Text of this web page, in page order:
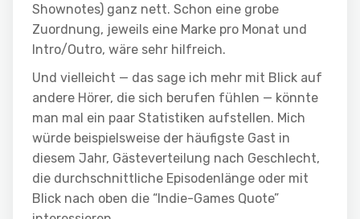
Shownotes) ganz nett. Schon eine grobe
Zuordnung, jeweils eine Marke pro Monat und
Intro/Outro, wäre sehr hilfreich.
Und vielleicht — das sage ich mehr mit Blick auf
andere Hörer, die sich berufen fühlen — könnte
man mal ein paar Statistiken aufstellen. Mich
würde beispielsweise der häufigste Gast in
diesem Jahr, Gästeverteilung nach Geschlecht,
die durchschnittliche Episodenlänge oder mit
Blick nach oben die “Indie-Games Quote”